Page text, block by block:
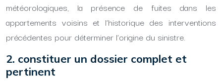
météorologiques, la présence de fuites dans les
appartements voisins et l’historique des interventions
précédentes pour déterminer l’origine du sinistre.
2. constituer un dossier complet et
pertinent